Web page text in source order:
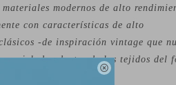

modernos de alto
con características de alto
-de inspiración vintage que
recicladas dentro de los tejidos del